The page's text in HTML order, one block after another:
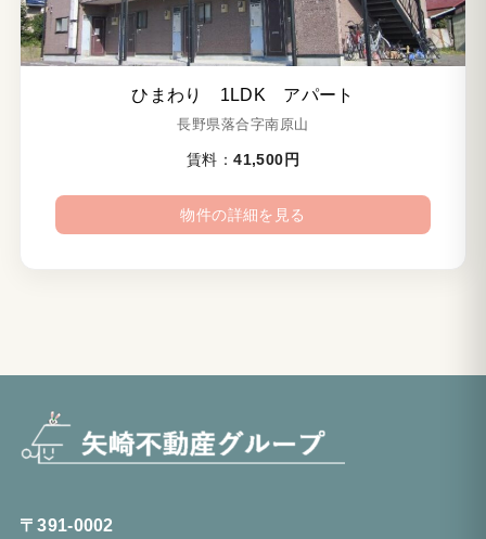
ひまわり 1LDK アパート
長野県落合字南原山
賃料：41,500円
物件の詳細を見る
〒391-0002